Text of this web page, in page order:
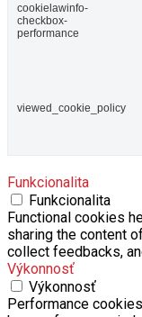
cookielawinfo-
checkbox-
performance
viewed_cookie_policy
Funkcionalita
Funkcionalita
Functional cookies
sharing the content
collect feedbacks,
Výkonnosť
Výkonnosť
Performance